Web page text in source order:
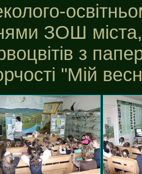
ЗОШ
з
"Мій